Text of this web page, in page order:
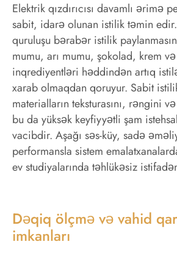
Elektrik qızdırıcısı davamlı ərimə
sabit, idarə olunan istilik təmin
quruluşu bərabər istilik
mumu, arı mumu, şokolad, krem
inqrediyentləri həddindən artıq
xarab olmaqdan qoruyur. Sabit
materialların teksturasını, rəngini
bu da yüksək keyfiyyətli şam
vacibdir. Aşağı səs-küy, sadə
performansla sistem
ev studiyalarında təhlükəsiz
Dəqiq ölçmə və vahid
imkanları